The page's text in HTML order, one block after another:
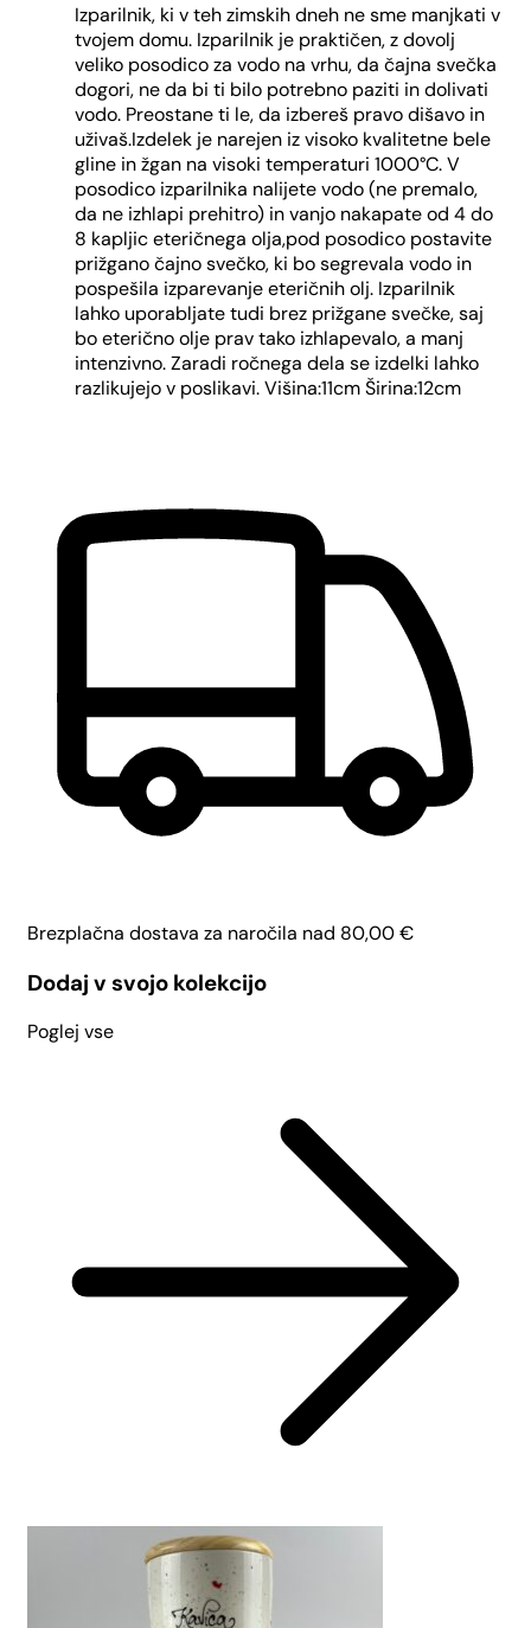
Izparilnik, ki v teh zimskih dneh ne sme manjkati v
tvojem domu. Izparilnik je praktičen, z dovolj
veliko posodico za vodo na vrhu, da čajna svečka
dogori, ne da bi ti bilo potrebno paziti in dolivati
vodo. Preostane ti le, da izbereš pravo dišavo in
uživaš.Izdelek je narejen iz visoko kvalitetne bele
gline in žgan na visoki temperaturi 1000°C. V
posodico izparilnika nalijete vodo (ne premalo,
da ne izhlapi prehitro) in vanjo nakapate od 4 do
8 kapljic eteričnega olja,pod posodico postavite
prižgano čajno svečko, ki bo segrevala vodo in
pospešila izparevanje eteričnih olj. Izparilnik
lahko uporabljate tudi brez prižgane svečke, saj
bo eterično olje prav tako izhlapevalo, a manj
intenzivno. Zaradi ročnega dela se izdelki lahko
razlikujejo v poslikavi. Višina:11cm Širina:12cm
Brezplačna dostava za naročila nad 80,00€
Dodaj v svojo kolekcijo
Poglej vse